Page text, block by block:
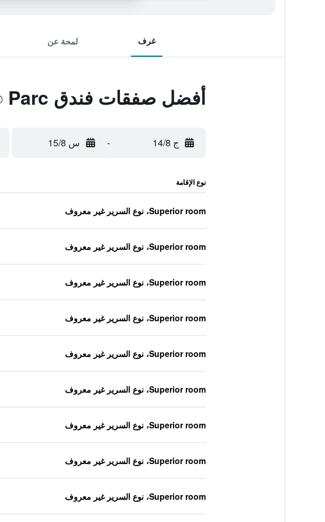
غرف لمحة عن
أفضل صفقات فندق Parc
ج 14/8 - س 15/8
نوع الإقامة
Superior room، نوع السرير غير معروف
Superior room، نوع السرير غير معروف
Superior room، نوع السرير غير معروف
Superior room، نوع السرير غير معروف
Superior room، نوع السرير غير معروف
Superior room، نوع السرير غير معروف
Superior room، نوع السرير غير معروف
Superior room، نوع السرير غير معروف
Superior room، نوع السرير غير معروف